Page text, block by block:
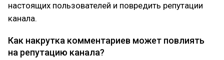
настоящих пользователей и повредить репутации
канала.
Как накрутка комментариев может повлиять
на репутацию канала?